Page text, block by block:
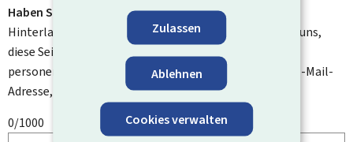
Zulassen
Ablehnen
Cookies verwalten
Haben Sie Verbesserungsvorschläge?
Hinterlassen Sie uns einen Kommentar und helfen Sie uns,
diese Seite zu verbessern. Bitte geben Sie keine
personenbezogenen Daten an, wie zum Beispiel Ihre E-Mail-
Adresse, Ihren Namen oder Ihre Telefonnummer.
0/1000